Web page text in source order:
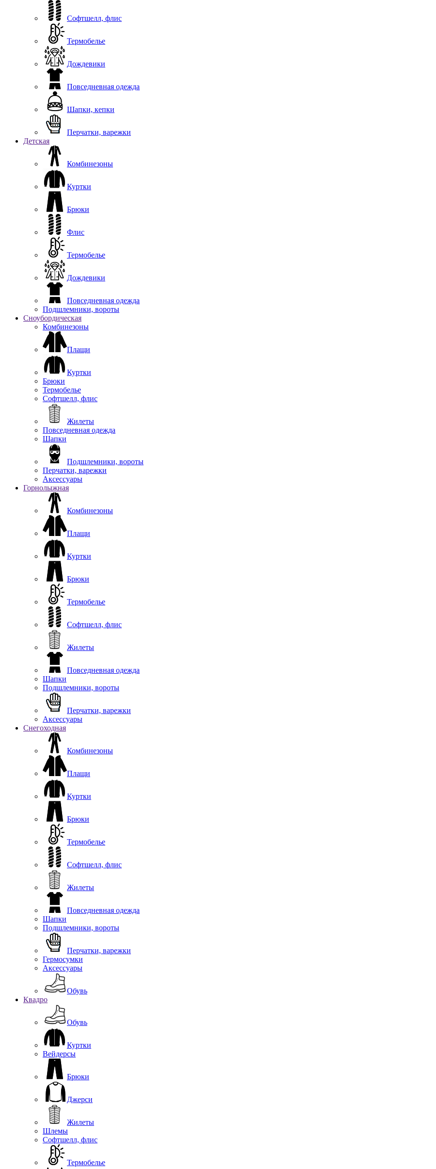
Софтшелл, флис
Термобелье
Дождевики
Повседневная одежда
Шапки, кепки
Перчатки, варежки
Детская
Комбинезоны
Куртки
Брюки
Флис
Термобелье
Дождевики
Повседневная одежда
Подшлемники, вороты
Сноубордическая
Комбинезоны
Плащи
Куртки
Брюки
Термобелье
Софтшелл, флис
Жилеты
Повседневная одежда
Шапки
Подшлемники, вороты
Перчатки, варежки
Аксессуары
Горнолыжная
Комбинезоны
Плащи
Куртки
Брюки
Термобелье
Софтшелл, флис
Жилеты
Повседневная одежда
Шапки
Подшлемники, вороты
Перчатки, варежки
Аксессуары
Снегоходная
Комбинезоны
Плащи
Куртки
Брюки
Термобелье
Софтшелл, флис
Жилеты
Повседневная одежда
Шапки
Подшлемники, вороты
Перчатки, варежки
Гермосумки
Аксессуары
Обувь
Квадро
Обувь
Куртки
Вейдерсы
Брюки
Джерси
Жилеты
Шлемы
Софтшелл, флис
Термобелье